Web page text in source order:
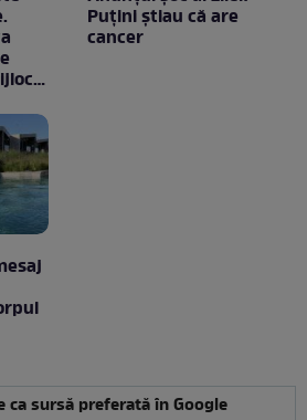
Puţini ştiau că are
cancer
ca sursă preferată în Google